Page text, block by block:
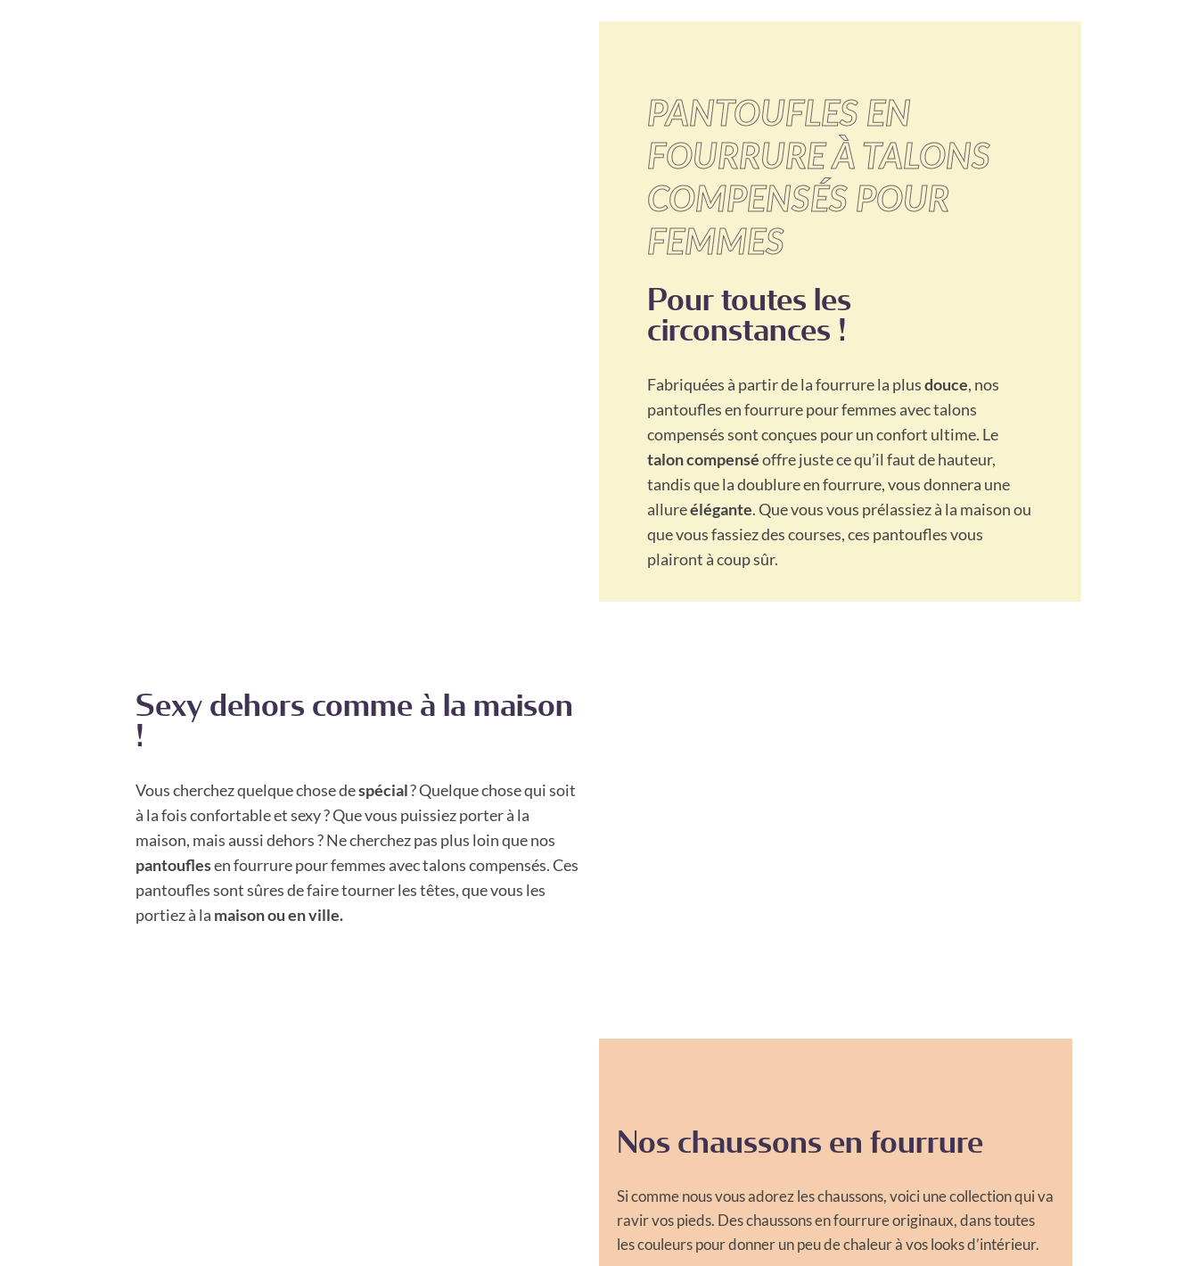
PANTOUFLES EN
FOURRURE À TALONS
COMPENSÉS POUR
FEMMES
Pour toutes les
circonstances !
Fabriquées à partir de la fourrure la plusdouce, nos
pantoufles en fourrure pour femmes avec talons
compensés sont conçues pour un confort ultime. Le
talon compenséoffre juste ce qu’il faut de hauteur,
tandis que la doublure en fourrure, vous donnera une
allureélégante. Que vous vous prélassiez à la maison ou
que vous fassiez des courses, ces pantoufles vous
plairont à coup sûr.
Sexy dehors comme à la maison
!
Vous cherchez quelque chose despécial? Quelque chose qui soit
à la fois confortable et sexy ? Que vous puissiez porter à la
maison, mais aussi dehors ? Ne cherchez pas plus loin que nos
pantouflesen fourrure pour femmes avec talons compensés. Ces
pantoufles sont sûres de faire tourner les têtes, que vous les
portiez à la maison ou en ville.
Nos chaussons en fourrure
Si comme nous vous adorez les chaussons, voici une collection qui va
ravir vos pieds. Des chaussons en fourrure originaux, dans toutes
les couleurs pour donner un peu de chaleur à vos looks d’intérieur.